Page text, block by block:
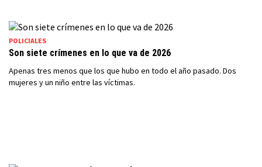
POLICIALES
Son siete crímenes en lo que va de 2026
Apenas tres menos que los que hubo en todo el año pasado. Dos
mujeres y un niño entre las víctimas.